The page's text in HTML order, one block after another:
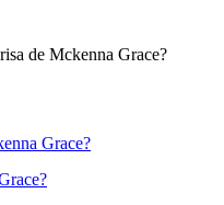
de Mckenna Grace?
Grace?